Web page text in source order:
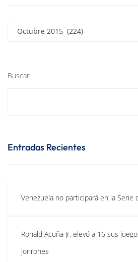
Octubre 2015 (224)
Buscar
Entradas Recientes
Venezuela no participará en la Serie
Ronald Acuña Jr. elevó a 16 sus
jonrones